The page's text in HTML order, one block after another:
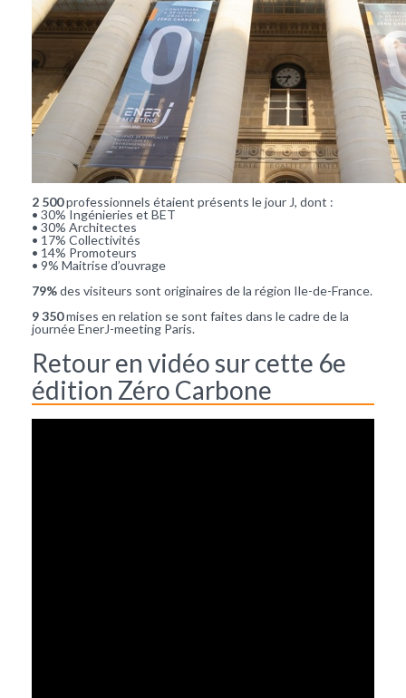
2 500professionnels étaient présents le jour J, dont :
• 30% Ingénieries et BET
• 30% Architectes
• 17% Collectivités
• 14% Promoteurs
• 9% Maitrise d’ouvrage
79%des visiteurs sont originaires de la région Ile-de-France.
9 350mises en relation se sont faites dans le cadre de la
journée EnerJ-meeting Paris.
Retour en vidéo sur cette 6e
édition Zéro Carbone